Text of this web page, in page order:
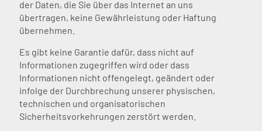
der Daten, die Sie über das Internet an uns
übertragen, keine Gewährleistung oder Haftung
übernehmen.
Es gibt keine Garantie dafür, dass nicht auf
Informationen zugegriffen wird oder dass
Informationen nicht offengelegt, geändert oder
infolge der Durchbrechung unserer physischen,
technischen und organisatorischen
Sicherheitsvorkehrungen zerstört werden.